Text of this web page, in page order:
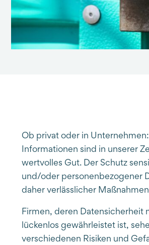
Ob privat oder in Unternehmen:
Informationen sind in unserer
wertvolles Gut. Der Schutz
und/oder personenbezogener
daher verlässlicher
Firmen, deren Datensicherheit
lückenlos gewährleistet ist,
verschiedenen Risiken und